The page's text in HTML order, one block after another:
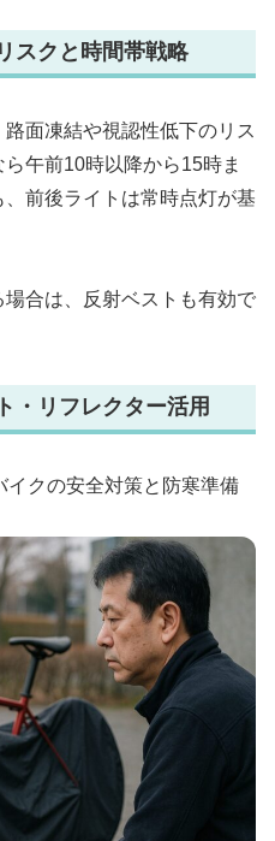
スクと時間帯戦略
面凍結や視認性低下のリス
午前10時以降から15時ま
前後ライトは常時点灯が基
合は、反射ベストも有効で
・リフレクター活用
イクの安全対策と防寒準備